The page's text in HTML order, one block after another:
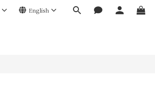
English
BUY NOW